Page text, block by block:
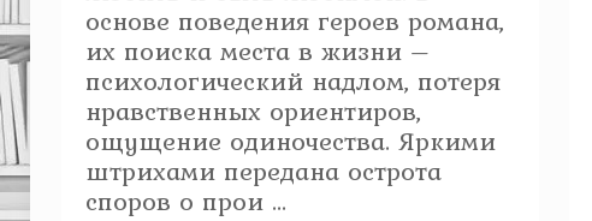
основе поведения героев романа,
их поиска места в жизни –
психологический надлом, потеря
нравственных ориентиров,
ощущение одиночества. Яркими
штрихами передана острота
споров о прои ...